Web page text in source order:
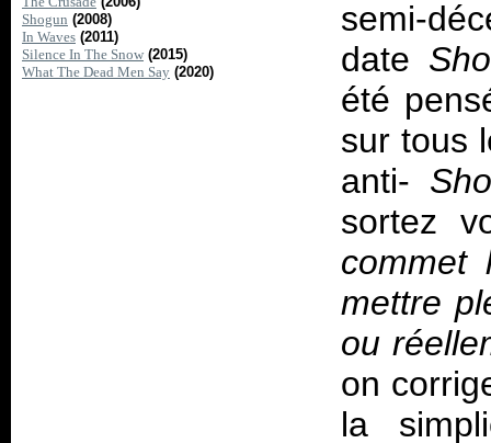
Shogun (2008)
In Waves (2011)
Silence In The Snow (2015)
What The Dead Men Say (2020)
semi-
date
été
sur tous
anti-
sortez
commet
mettre
ou
on
la